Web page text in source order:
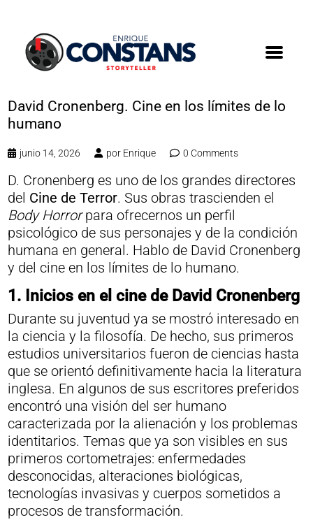
David Cronenberg. Cine en los límites de lo
humano
junio 14, 2026 por Enrique 0 Comments
D. Cronenberg es uno de los grandes directores
del Cine de Terror. Sus obras trascienden el
Body Horrorpara ofrecernos un perfil
psicológico de sus personajes y de la condición
humana en general. Hablo de David Cronenberg
y del cine en los límites de lo humano.
1. Inicios en el cine de David Cronenberg
Durante su juventud ya se mostró interesado en
la ciencia y la filosofía. De hecho, sus primeros
estudios universitarios fueron de ciencias hasta
que se orientó definitivamente hacia la literatura
inglesa. En algunos de sus escritores preferidos
encontró una visión del ser humano
caracterizada por la alienación y los problemas
identitarios. Temas que ya son visibles en sus
primeros cortometrajes: enfermedades
desconocidas, alteraciones biológicas,
tecnologías invasivas y cuerpos sometidos a
procesos de transformación.